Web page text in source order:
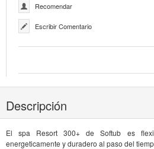
Recomendar
Escribir Comentario
Descripción
El spa Resort 300+ de Softub es
energeticamente y duradero al paso del